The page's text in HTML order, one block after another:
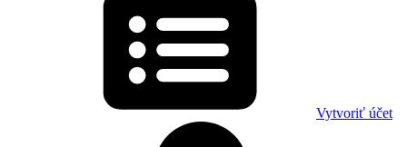
Vytvoriť účet